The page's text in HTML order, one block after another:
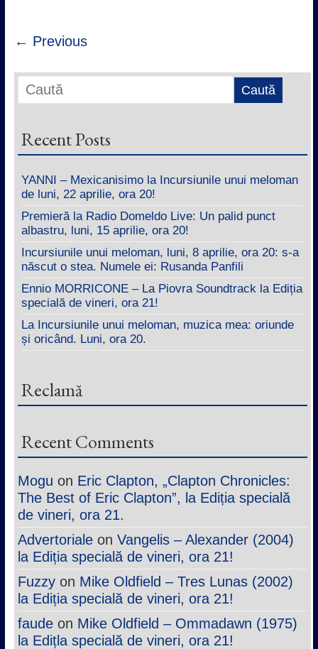
← Previous
Recent Posts
YANNI – Mexicanisimo la Incursiunile unui meloman
de luni, 22 aprilie, ora 20!
Premieră la Radio Domeldo Live: Un palid punct
albastru, luni, 15 aprilie, ora 20!
Incursiunile unui meloman, luni, 8 aprilie, ora 20: s-a
născut o stea. Numele ei: Rusanda Panfili
Ennio MORRICONE – La Piovra Soundtrack la Ediția
specială de vineri, ora 21!
La Incursiunile unui meloman, muzica mea: oriunde
și oricând. Luni, ora 20.
Reclamă
Recent Comments
Mogu on Eric Clapton, „Clapton Chronicles:
The Best of Eric Clapton”, la Ediția specială
de vineri, ora 21.
Advertorialeon Vangelis – Alexander (2004)
la Ediția specială de vineri, ora 21!
Fuzzyon Mike Oldfield – Tres Lunas (2002)
la Ediția specială de vineri, ora 21!
faudeon Mike Oldfield – Ommadawn (1975)
la Edițla specială de vineri, ora 21!